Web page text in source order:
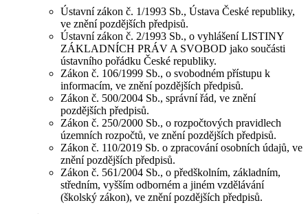
Ústavní zákon č. 1/1993 Sb., Ústava České republiky,
ve znění pozdějších předpisů.
Ústavní zákon č. 2/1993 Sb., o vyhlášení LISTINY
ZÁKLADNÍCH PRÁV A SVOBOD jako součásti
ústavního pořádku České republiky.
Zákon č. 106/1999 Sb., o svobodném přístupu k
informacím, ve znění pozdějších předpisů.
Zákon č. 500/2004 Sb., správní řád, ve znění
pozdějších předpisů.
Zákon č. 250/2000 Sb., o rozpočtových pravidlech
územních rozpočtů, ve znění pozdějších předpisů.
Zákon č. 110/2019 Sb. o zpracování osobních údajů, ve
znění pozdějších předpisů.
Zákon č. 561/2004 Sb., o předškolním, základním,
středním, vyšším odborném a jiném vzdělávání
(školský zákon), ve znění pozdějších předpisů.